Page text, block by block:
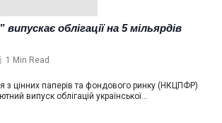
випускає облігації на 5 мільярдів
1 Min Read
з цінних паперів та фондового ринку (НКЦПФР)
випуск облігацій української…